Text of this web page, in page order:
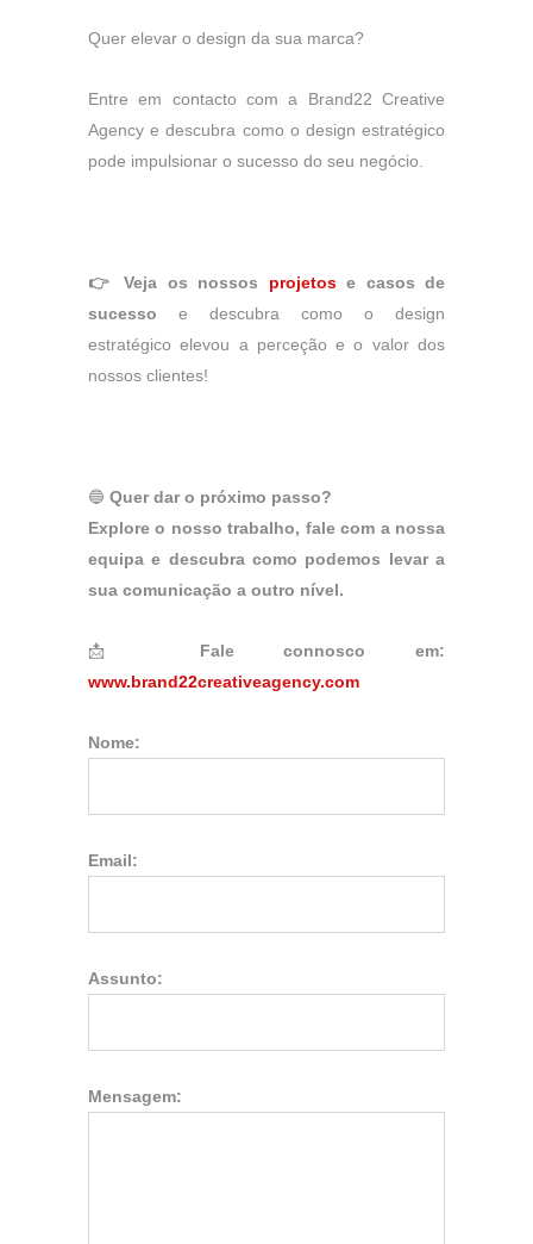
Quer elevar o design da sua marca?
Entre em contacto com a Brand22 Creative
Agency e descubra como o design estratégico
pode impulsionar o sucesso do seu negócio.
👉 Veja os nossos projetose casos de
sucesso e descubra como o design
estratégico elevou a perceção e o valor dos
nossos clientes!
🔵 Quer dar o próximo passo?
Explore o nosso trabalho, fale com a nossa
equipa e descubra como podemos levar a
sua comunicação a outro nível.
📩
Fale connosco em:
www.brand22creativeagency.com
Nome:
Email:
Assunto:
Mensagem: